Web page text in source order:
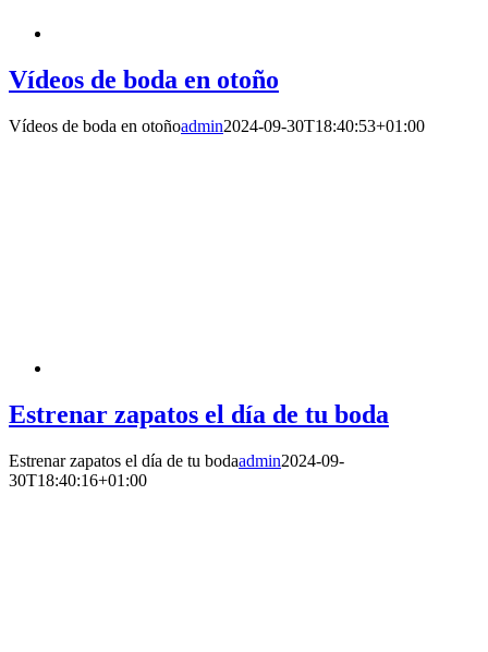
Vídeos de boda en otoño
Vídeos de boda en otoñoadmin2024-09-30T18:40:53+01:00
Estrenar zapatos el día de tu boda
Estrenar zapatos el día de tu bodaadmin2024-09-
30T18:40:16+01:00